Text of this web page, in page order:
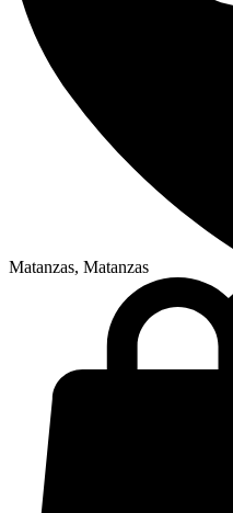
Matanzas, Matanzas